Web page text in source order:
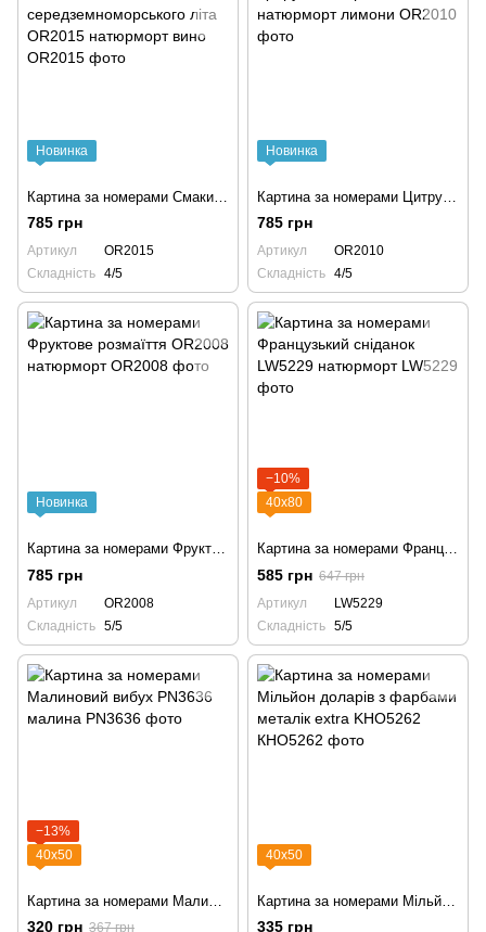
Новинка
785 грн
Артикул
OR2015
Складність 4/5
Новинка
785 грн
Артикул
OR2010
Складність 4/5
Новинка
Картина за номерами Фруктове розмаїття OR2008 натюрморт
785 грн
Артикул
OR2008
Складність 5/5
−10%
40х80
Картина за номерами Французький сніданок LW5229 натюрморт
585 грн 647 грн
Артикул
LW5229
Складність 5/5
−13%
40х50
320 грн 367 грн
40х50
335 грн